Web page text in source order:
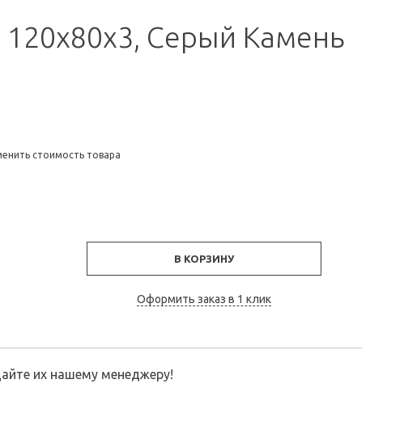
Серый Камень
стоимость товара
В КОРЗИНУ
Оформить заказ в 1 клик
их нашему менеджеру!